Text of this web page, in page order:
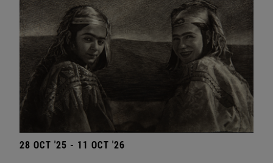
28 OCT '25 - 11 OCT '26